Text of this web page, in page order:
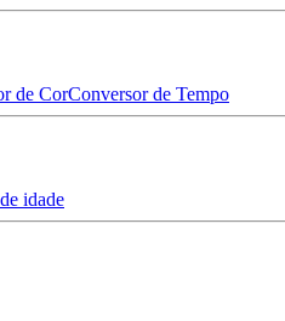
de CorConversor de Tempo
idade